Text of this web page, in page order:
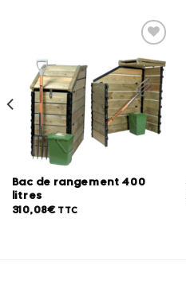
Ajouter
à la
wishlist
Bac de rangement 400
litres
310,08€ TTC